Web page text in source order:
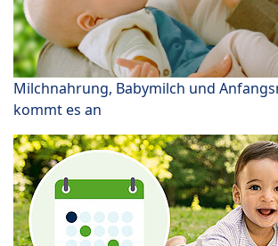
Milchnahrung, Babymilch und
kommt es an